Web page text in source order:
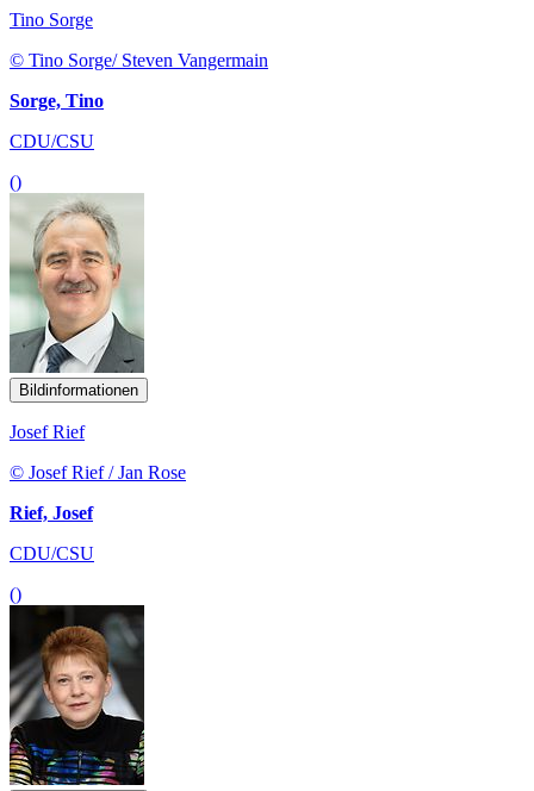
Tino Sorge
© Tino Sorge/ Steven Vangermain
Sorge, Tino
CDU/CSU
()
Bildinformationen
Josef Rief
© Josef Rief / Jan Rose
Rief, Josef
CDU/CSU
()